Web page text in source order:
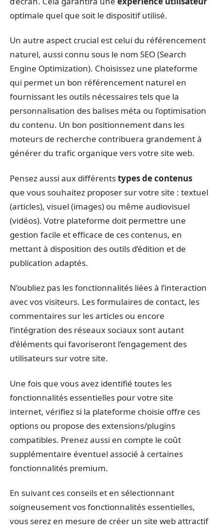
optimale quel que soit le dispositif utilisé.
Un autre aspect crucial est celui du référencement
naturel, aussi connu sous le nom SEO (Search
Engine Optimization). Choisissez une plateforme
qui permet un bon référencement naturel en
fournissant les outils nécessaires tels que la
personnalisation des balises méta ou l’optimisation
du contenu. Un bon positionnement dans les
moteurs de recherche contribuera grandement à
générer du trafic organique vers votre site web.
Pensez aussi aux différentstypes de contenus
que vous souhaitez proposer sur votre site : textuel
(articles), visuel (images) ou même audiovisuel
(vidéos). Votre plateforme doit permettre une
gestion facile et efficace de ces contenus, en
mettant à disposition des outils d’édition et de
publication adaptés.
N’oubliez pas les fonctionnalités liées à l’interaction
avec vos visiteurs. Les formulaires de contact, les
commentaires sur les articles ou encore
l’intégration des réseaux sociaux sont autant
d’éléments qui favoriseront l’engagement des
utilisateurs sur votre site.
Une fois que vous avez identifié toutes les
fonctionnalités essentielles pour votre site
internet, vérifiez si la plateforme choisie offre ces
options ou propose des extensions/plugins
compatibles. Prenez aussi en compte le coût
supplémentaire éventuel associé à certaines
fonctionnalités premium.
En suivant ces conseils et en sélectionnant
soigneusement vos fonctionnalités essentielles,
vous serez en mesure de créer un site web attractif